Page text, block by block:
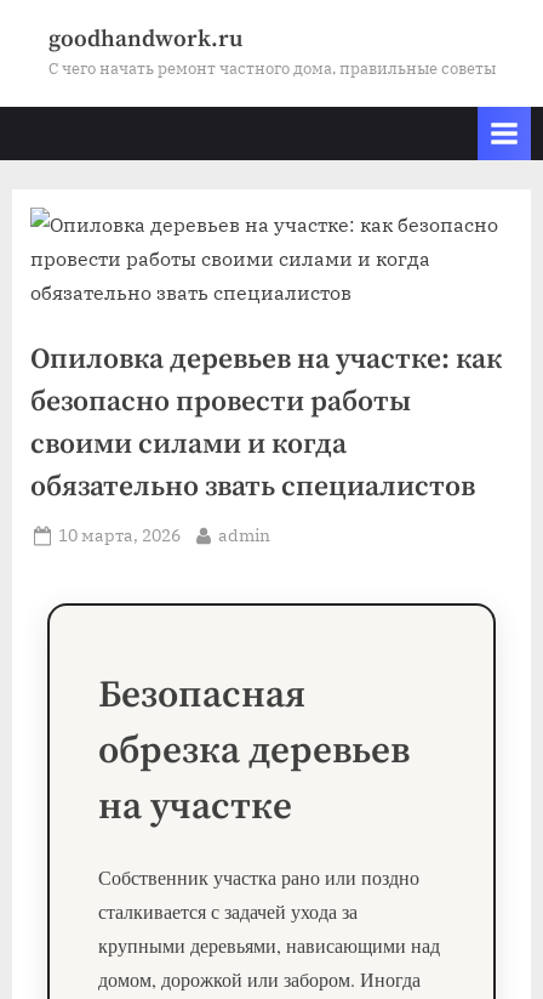
goodhandwork.ru
С чего начать ремонт частного дома, правильные советы
Опиловка деревьев на участке: как
безопасно провести работы
своими силами и когда
обязательно звать специалистов
Posted
10 марта, 2026 By
admin
Безопасная
обрезка деревьев
на участке
Собственник участка рано или поздно
сталкивается с задачей ухода за
крупными деревьями, нависающими над
домом, дорожкой или забором. Иногда